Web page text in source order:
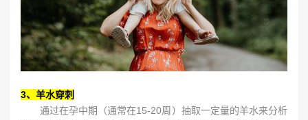
3、羊水穿刺
通过在孕中期（通常在15-20周）抽取一定量的羊水来分析